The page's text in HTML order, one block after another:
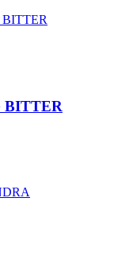
BITTER